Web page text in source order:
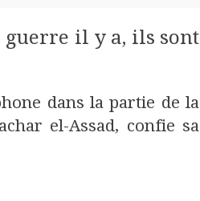
guerre il y a, ils sont
dans la partie de la
el-Assad, confie sa